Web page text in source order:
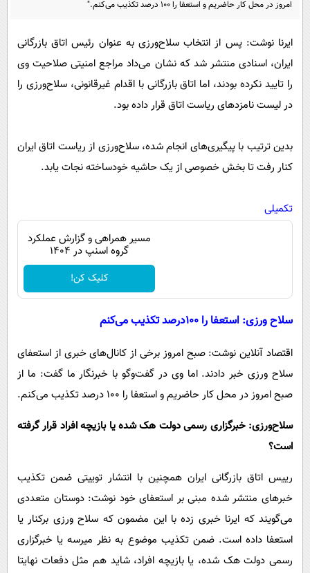
سرگرمی
گوناگون
حوادث
محیط زیست
حیات وحش
پیامک
دانلود
امروز در محل کار حاضریم و استعفا را ۱۰۰ درصد تکذیب می‌کنم."
ایرنا نوشت: پس از انتخاب سلاح‌ورزی به عنوان رئیس اتاق بازرگانی
ایران، اسنادی منتشر شد که نشان می‌داد مراجع امنیتی صلاحیت وی
را تایید نکرده بودند، اما اتاق بازرگانی با اقدام غیرقانونی، سلاح‌ورزی را
در لیست نامزد‌های ریاست اتاق قرار داده بود.
بدین ترتیب با پیگیری‌های انجام‌ شده، سلاح‌ورزی از ریاست اتاق ایران
کنار رفت تا بخش خصوصی از یک حاشیه خودساخته نجات یابد.
تکمیلی
مسیر همراهی و گزارش عملکرد
گروه اسنپ در ۱۴۰۴
کلیک کن!
سلاح ورزی: استعفا را ۱۰۰درصد تکذیب می‌کنم
اقتصاد آنلاین نوشت: صبح امروز برخی از کانال‌های خبری از استعفای
سلاح ورزی خبر دادند. اما وی در گفت‌وگو با خبرنگار ما گفت: ما از
صبح امروز در محل کار حاضریم و استعفا را ۱۰۰ درصد تکذیب می‌کنم.
سلاح‌ورزی: خبرگزاری رسمی دولت هک شده یا بازیچه افراد قرار گرفته
است؟
رییس اتاق بازرگانی ایران همچنین با انتشار توییتی ضمن تکذیب
خبر‌های منتشر شده مبنی بر استعفای خود نوشت: دوستان متعددی
می‌گویند که ایرنا خبری زده با این مضمون که سلاح ورزی برکنار یا
استعفا داده است. ضمن تکذیب موضوع به نظر میرسه یا خبرگزاری
رسمی دولت هک شده، یا بازیچه افراد، شاید هم مثل دفعات نهایتا